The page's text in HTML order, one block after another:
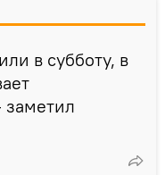
в субботу, в